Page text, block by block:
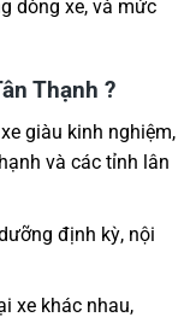
dòng xe, và mức
Thạnh ?
giàu kinh nghiệm,
và các tỉnh lân
định kỳ, nội
xe khác nhau,